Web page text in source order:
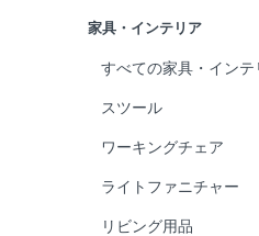
長寿・賀寿祝い
卒入園祝い
退職祝い
叙勲祝い
お二人のこれからに
新たな門出に
リラックスのひととき
がんばったご褒美に
デザイナーズプロダク
ハンドクラフト
MOTHER'S DAY GIFTS
HOLIDAY GIFTS
家具・インテリア
すべての家具・インテ
スツール
ワーキングチェア
ライトファニチャー
リビング用品